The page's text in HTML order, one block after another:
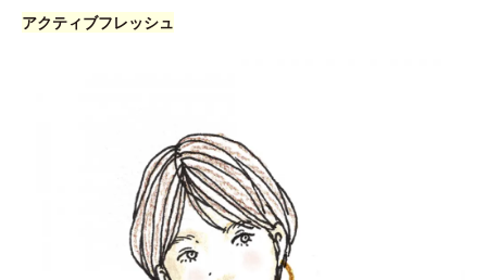
アクティブフレッシュ